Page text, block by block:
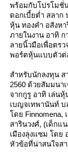
พร้อมกับโปรโมชั่
ดอกเบี้ยต่ำ สลา
หุ้น ทองคำ อสังห
ภายในงาน อาทิ ก
ลายนิ้วมือเพื่อตรว
พอร์ตหุ้นแบบตัวต่
สำหรับนักลงทุน ส
2560 ด้วยสัมมนา
จากกูรู อาทิ เล่น
เบญจเทพานันท์ บ
ดย
สารินวงศ์, (เด็กแ
เมืองลุงแซม โด
หัวข้อที่น่าสนใจส